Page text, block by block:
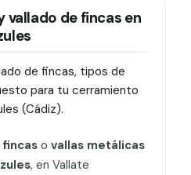
vallado de fincas en
de fincas, tipos de
para tu cerramiento
(Cádiz).
o vallas metálicas
, en Vallate